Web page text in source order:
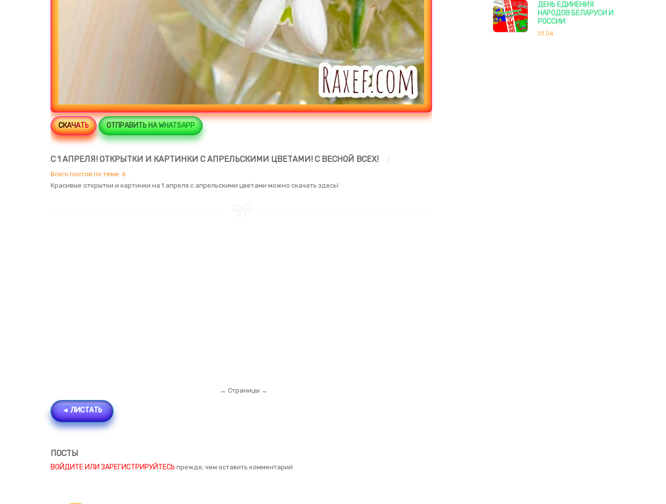
СКАЧАТЬ ОТПРАВИТЬ НА WHATSAPP
С 1 АПРЕЛЯ! ОТКРЫТКИ И КАРТИНКИ С АПРЕЛЬСКИМИ ЦВЕТАМИ! С ВЕСНОЙ ВСЕХ!
Всего постов по теме: 6
Красивые открытки и картинки на 1 апреля с апрельскими цветами можно скачать здесь!
← Страницы →
◄ ЛИСТАТЬ
ПОСТЫ
ВОЙДИТЕ ИЛИ ЗАРЕГИСТРИРУЙТЕСЬ прежде, чем оставить комментарий
ДЕНЬ ЕДИНЕНИЯ
НАРОДОВ БЕЛАРУСИ И
РОССИИ
01.04